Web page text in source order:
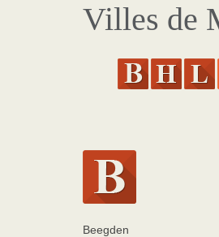
Villes de
Beegden